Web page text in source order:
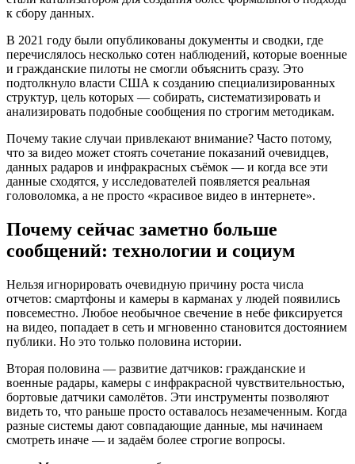
к сбору данных.
В 2021 году были опубликованы документы и сводки, где
перечислялось несколько сотен наблюдений, которые военные
и гражданские пилоты не смогли объяснить сразу. Это
подтолкнуло власти США к созданию специализированных
структур, цель которых — собирать, систематизировать и
анализировать подобные сообщения по строгим методикам.
Почему такие случаи привлекают внимание? Часто потому,
что за видео может стоять сочетание показаний очевидцев,
данных радаров и инфракрасных съёмок — и когда все эти
данные сходятся, у исследователей появляется реальная
головоломка, а не просто «красивое видео в интернете».
Почему сейчас заметно больше
сообщений: технологии и социум
Нельзя игнорировать очевидную причину роста числа
отчетов: смартфоны и камеры в карманах у людей появились
повсеместно. Любое необычное свечение в небе фиксируется
на видео, попадает в сеть и мгновенно становится достоянием
публики. Но это только половина истории.
Вторая половина — развитие датчиков: гражданские и
военные радары, камеры с инфракрасной чувствительностью,
бортовые датчики самолётов. Эти инструменты позволяют
видеть то, что раньше просто оставалось незамеченным. Когда
разные системы дают совпадающие данные, мы начинаем
смотреть иначе — и задаём более строгие вопросы.